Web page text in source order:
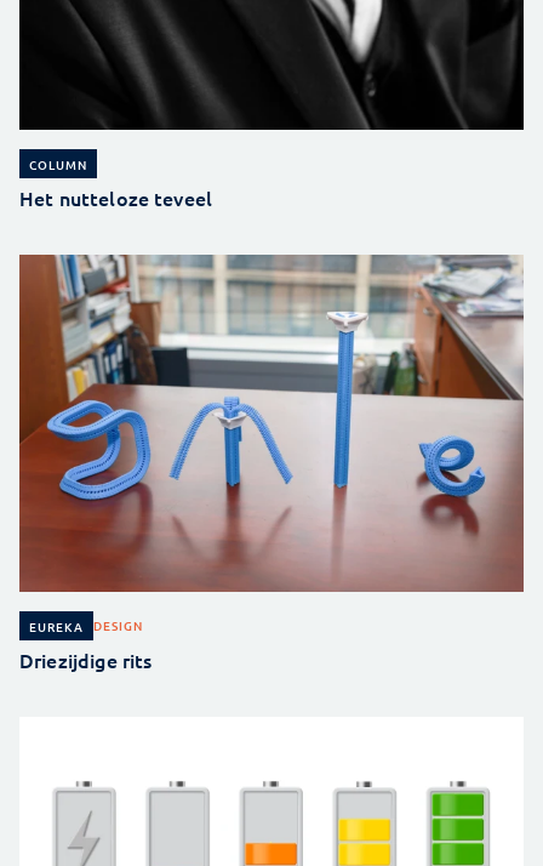
COLUMN
Het nutteloze teveel
EUREKA DESIGN
Driezijdige rits